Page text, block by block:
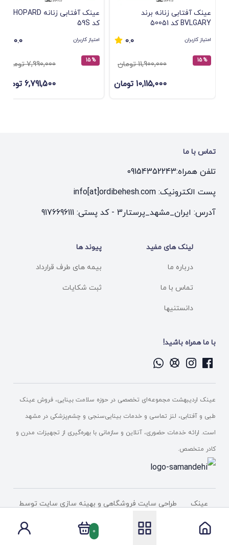
0
عینک آفتابی زنانه برند
BVLGARY کد 50051
امتیاز کاربران 0.0
% 15 11,900,000 تومان
10,115,000 تومان
عینک آفتابی زنانه CHOPARD
کد 59S
امتیاز کاربران 0.0
% 15 7,990,000 تومان
6,791,500 تومان
تماس با ما
تلفن همراه:09154352243
پست الکترونیک: info[at]ordibehesh.com
آدرس: ایران_مشهد_پرستار3 - کد پستی: 9176696111
لینک های مفید
درباره ما
تماس با ما
دانستنیها
پیوند ها
بیمه های طرف قرارداد
ثبت شکایات
با ما همراه باشید!
عینک اردیبهشت مجموعه‌ای تخصصی در حوزه سلامت بینایی، فروش عینک
طبی و آفتابی، لنز تماسی و خدمات بینایی‌سنجی و چشم‌پزشکی در مشهد
است. ارائه خدمات حضوری، آنلاین و سازمانی با بهره‌گیری از تجهیزات مدرن و
کادر متخصص.
عینک
اردیبهشت
طراحی سایت فروشگاهی و بهینه سازی سایت توسط
شرکت پیشگامان دامنه فناوری